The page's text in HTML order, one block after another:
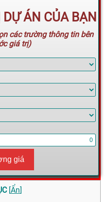
ÁN CỦA BẠN
các trường thông tin bên
giá trị)
giá
[Ẩn]